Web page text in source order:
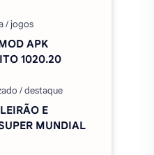
APK
1020.20
E
MUNDIAL